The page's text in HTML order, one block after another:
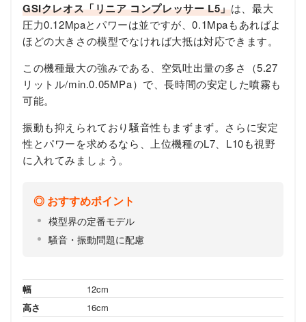
GSIクレオス「リニア コンプレッサー L5」は、最大
圧力0.12Mpaとパワーは並ですが、0.1Mpaもあればよ
ほどの大きさの模型でなければ大抵は対応できます。
この機種最大の強みである、空気吐出量の多さ（5.27
リットル/min.0.05MPa）で、長時間の安定した噴霧も
可能。
振動も抑えられており騒音性もまずまず。さらに安定
性とパワーを求めるなら、上位機種のL7、L10も視野
に入れてみましょう。
おすすめポイント
模型界の定番モデル
騒音・振動問題に配慮
幅
12cm
高さ
16cm